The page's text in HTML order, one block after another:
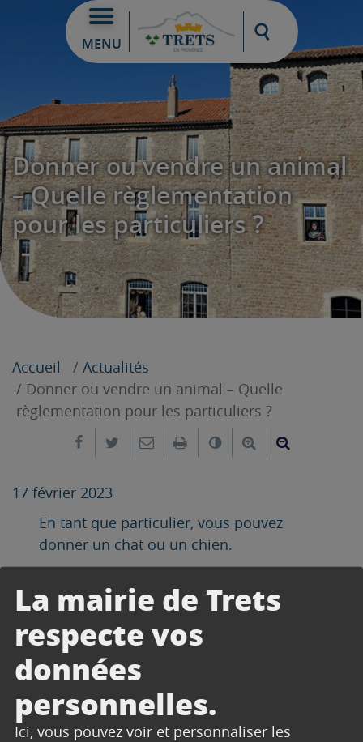
La mairie de Trets
respecte vos
données
personnelles.
Ici, vous pouvez voir et personnaliser les
MENU
Moteur de
Donner ou vendre un animal
– Quelle règlementation
pour les particuliers ?
Accueil
Actualités
Donner ou vendre un animal – Quelle
règlementation pour les particuliers ?
Partager sur Facebook
Partager sur Twitter
Envoyer par e-mail
ImprimerChanger leAgrandir le
17 février 2023
En tant que particulier, vous pouvez
donner un chat ou un chien.
qu’occasionnellement un chat ou un
Ces transactions sont réglementées.
+ d’informations
Source : Service-Public.fr